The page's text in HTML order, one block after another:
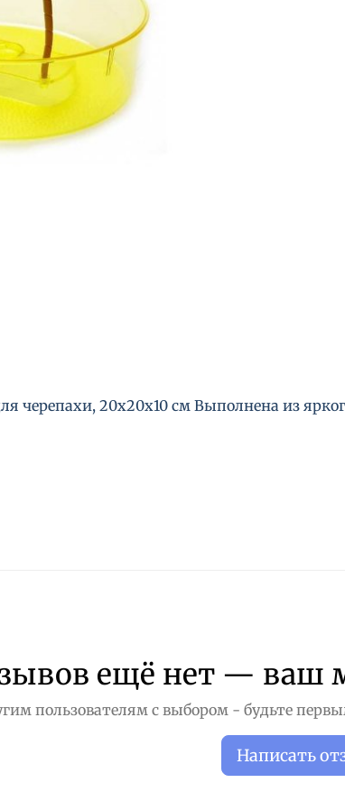
черепахи, 20х20х10 см Выполнена из
ещё нет — ваш
пользователям с выбором - будьте
Написать